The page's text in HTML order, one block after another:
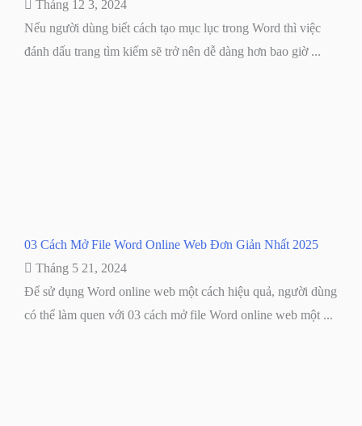
Tháng 12 3, 2024
Nếu người dùng biết cách tạo mục lục trong Word thì việc
đánh dấu trang tìm kiếm sẽ trở nên dễ dàng hơn bao giờ ...
03 Cách Mở File Word Online Web Đơn Giản Nhất 2025
Tháng 5 21, 2024
Để sử dụng Word online web một cách hiệu quả, người dùng
có thể làm quen với 03 cách mở file Word online web một ...